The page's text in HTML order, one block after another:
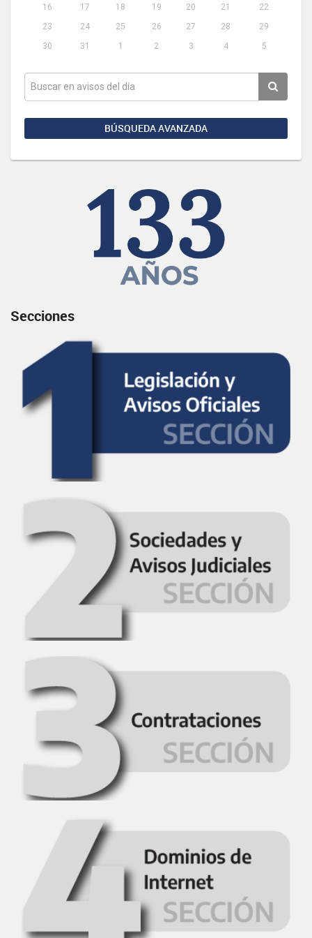
16
17 18 19 20 21
22
23
24 25 26 27 28
29
30
31 1 2 3 4 5
BÚSQUEDA AVANZADA
Secciones